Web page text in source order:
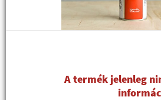
A termék jelenleg